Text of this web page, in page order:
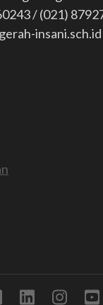
/ (021)
insani.sch.id